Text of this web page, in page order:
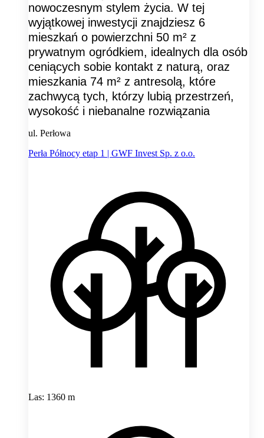
nowoczesnym stylem życia. W tej
wyjątkowej inwestycji znajdziesz 6
mieszkań o powierzchni 50 m² z
prywatnym ogródkiem, idealnych dla osób
ceniących sobie kontakt z naturą, oraz
mieszkania 74 m² z antresolą, które
zachwycą tych, którzy lubią przestrzeń,
wysokość i niebanalne rozwiązania
ul. Perłowa
Perła Północy etap 1 | GWF Invest Sp. z o.o.
Las: 1360 m